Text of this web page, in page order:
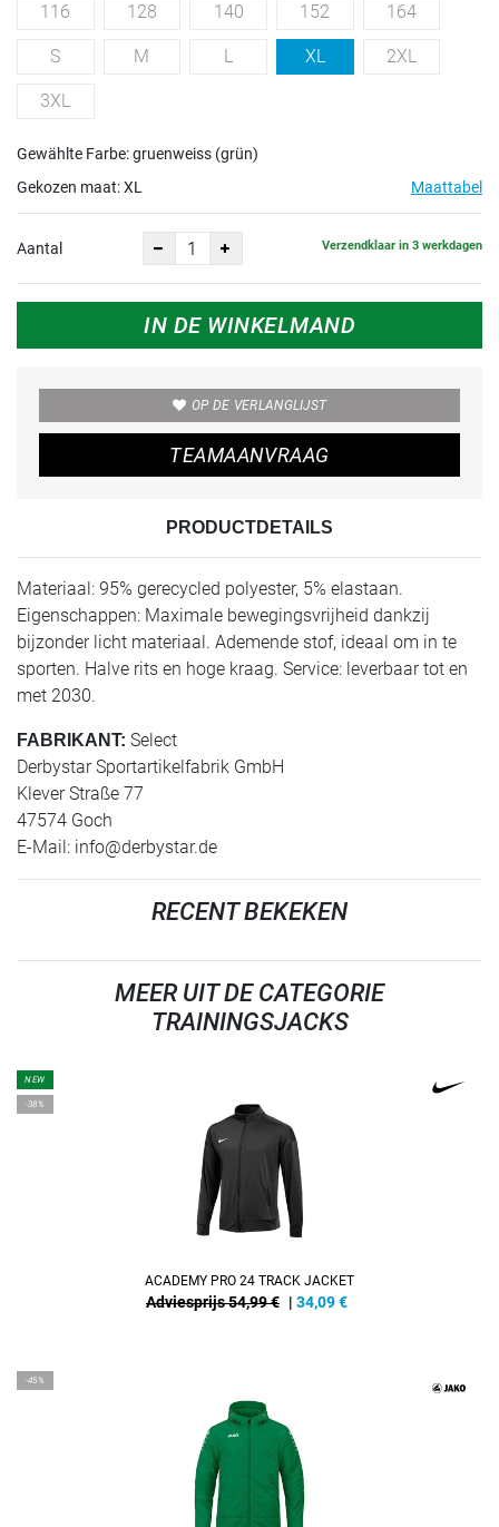
116 128 140 152 164
S M L XL 2XL
3XL
Gewählte Farbe: gruenweiss (grün)
Gekozen maat:XL Maattabel
Aantal Verzendklaar in 3 werkdagen
IN DE WINKELMAND
OP DE VERLANGLIJST
TEAMAANVRAAG
PRODUCTDETAILS
Materiaal: 95% gerecycled polyester, 5% elastaan.
Eigenschappen: Maximale bewegingsvrijheid dankzij
bijzonder licht materiaal. Ademende stof, ideaal om in te
sporten. Halve rits en hoge kraag. Service: leverbaar tot en
met 2030.
FABRIKANT: Select
Derbystar Sportartikelfabrik GmbH
Klever Straße 77
47574 Goch
E-Mail: info@derbystar.de
RECENT BEKEKEN
MEER UIT DE CATEGORIE
TRAININGSJACKS
NEW
-38%
ACADEMY PRO 24 TRACK JACKET
Adviesprijs 54,99 € | 34,09€
-45%